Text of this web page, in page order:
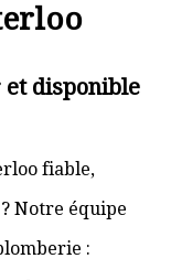
et disponible
fiable,
Notre équipe
: